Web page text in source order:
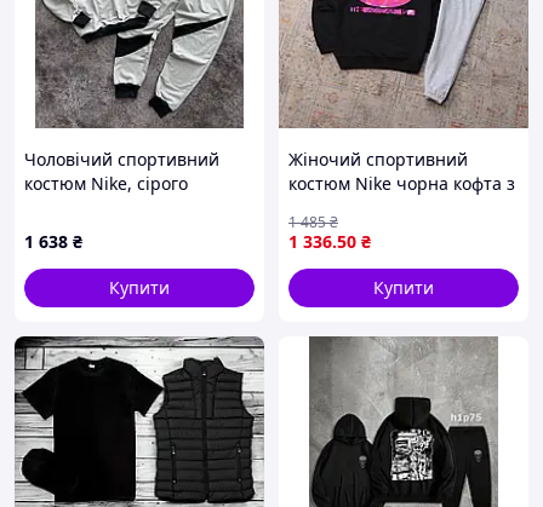
Чоловічий спортивний
костюм Nike, сірого
комплект, із бавовняної
двонитки, Туреччина
1 638 ₴
Купити
Жіночий спортивний
костюм Nike чорна кофта з
з принтом ART0200
1 336.50 ₴
1 485₴
Купити